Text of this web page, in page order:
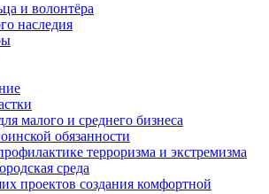
и волонтёра
наследия
малого и среднего бизнеса
обязанности
терроризма и экстремизма
среда
проектов создания комфортной